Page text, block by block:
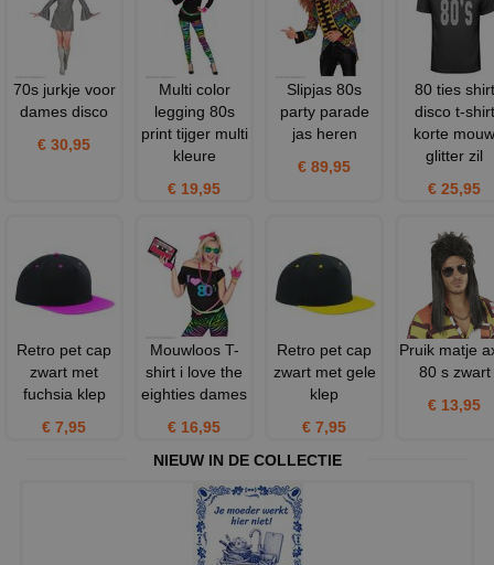
70s jurkje voor
dames disco
€ 30,95
Multi color
legging 80s
print tijger multi
kleure
€ 19,95
Slipjas 80s
party parade
jas heren
€ 89,95
80 ties shirt
disco t-shirt
korte mouw
glitter zil
€ 25,95
Retro pet cap
zwart met
fuchsia klep
€ 7,95
Mouwloos T-
shirt i love the
eighties dames
€ 16,95
Retro pet cap
zwart met gele
klep
€ 7,95
Pruik matje
80 s zwart
€ 13,95
NIEUW IN DE COLLECTIE